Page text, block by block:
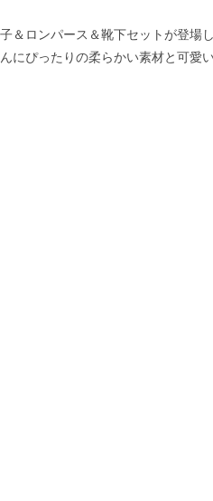
＆ロンパース＆靴下セットが登場
にぴったりの柔らかい素材と可愛